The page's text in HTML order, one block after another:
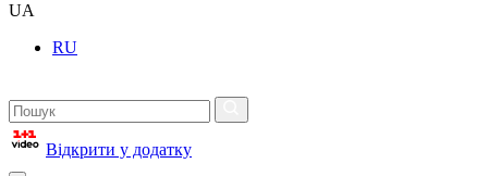
UA
RU
Відкрити у додатку